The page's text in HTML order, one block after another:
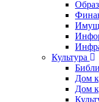
Культура
Дом
Дом